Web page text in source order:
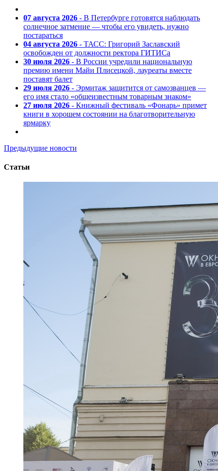
07 августа 2026 - В Петербурге готовятся наблюдать
солнечное затмение — чтобы его увидеть, нужно
постараться
04 августа 2026 - ТАСС: Григорий Заславский
освобожден от должности ректора ГИТИСа
30 июля 2026 - В России учредили национальную
премию имени Майи Плисецкой, лауреаты вместе
поставят балет
29 июля 2026 - Эрмитаж защитится от самозванцев —
его имя стало «общеизвестным товарным знаком»
27 июля 2026 - Книжный фестиваль «Фонарь» примет
книги в хорошем состоянии на благотворительную
ярмарку
Предыдущие новости
Статьи